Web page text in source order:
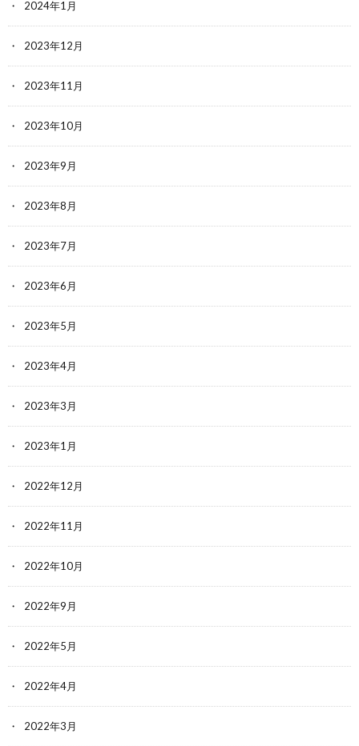
2024年1月
2023年12月
2023年11月
2023年10月
2023年9月
2023年8月
2023年7月
2023年6月
2023年5月
2023年4月
2023年3月
2023年1月
2022年12月
2022年11月
2022年10月
2022年9月
2022年5月
2022年4月
2022年3月